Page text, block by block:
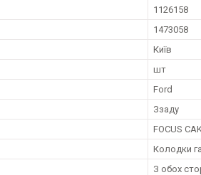
1126158
1473058
Київ
шт
Ford
Ззаду
FOCUS
Колодки
З обох